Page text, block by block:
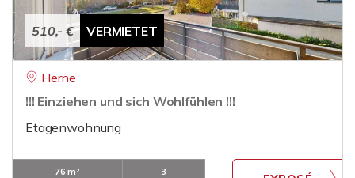
510,- € VERMIETET
Herne
!!! Einziehen und sich Wohlfühlen !!!
Etagenwohnung
76 m²
3